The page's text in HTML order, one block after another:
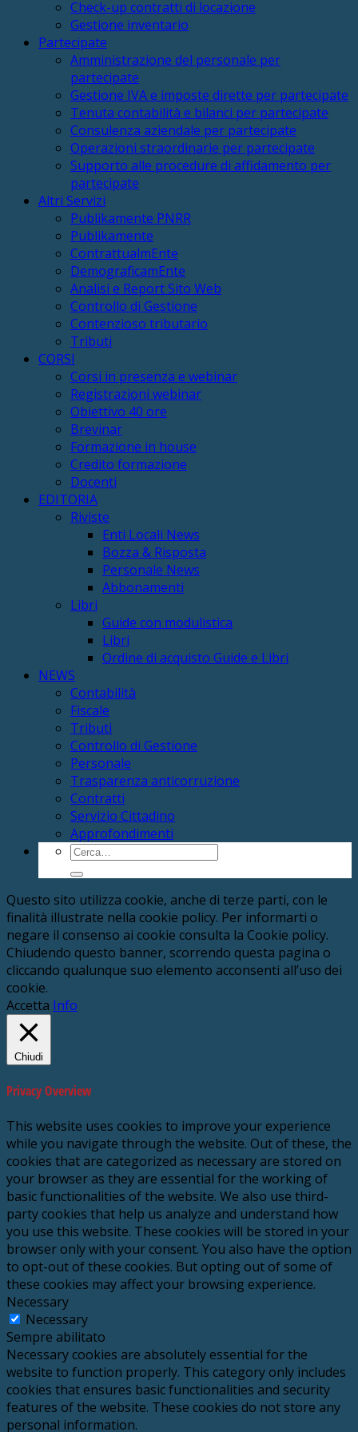
Check-up contratti di locazione
Gestione inventario
Partecipate
Amministrazione del personale per
partecipate
Gestione IVA e imposte dirette per partecipate
Tenuta contabilità e bilanci per partecipate
Consulenza aziendale per partecipate
Operazioni straordinarie per partecipate
Supporto alle procedure di affidamento per
partecipate
Altri Servizi
Publikamente PNRR
Publikamente
ContrattualmEnte
DemograficamEnte
Analisi e Report Sito Web
Controllo di Gestione
Contenzioso tributario
Tributi
CORSI
Corsi in presenza e webinar
Registrazioni webinar
Obiettivo 40 ore
Brevinar
Formazione in house
Credito formazione
Docenti
EDITORIA
Riviste
Enti Locali News
Bozza & Risposta
Personale News
Abbonamenti
Libri
Guide con modulistica
Libri
Ordine di acquisto Guide e Libri
NEWS
Contabilità
Fiscale
Tributi
Controllo di Gestione
Personale
Trasparenza anticorruzione
Contratti
Servizio Cittadino
Approfondimenti
Cerca:
Questo sito utilizza cookie, anche di terze parti, con le
finalità illustrate nella cookie policy. Per informarti o
negare il consenso ai cookie consulta la Cookie policy.
Chiudendo questo banner, scorrendo questa pagina o
cliccando qualunque suo elemento acconsenti all’uso dei
cookie.
Accetta Info
Chiudi
Privacy Overview
This website uses cookies to improve your experience
while you navigate through the website. Out of these, the
cookies that are categorized as necessary are stored on
your browser as they are essential for the working of
basic functionalities of the website. We also use third-
party cookies that help us analyze and understand how
you use this website. These cookies will be stored in your
browser only with your consent. You also have the option
to opt-out of these cookies. But opting out of some of
these cookies may affect your browsing experience.
Necessary
Necessary
Sempre abilitato
Necessary cookies are absolutely essential for the
website to function properly. This category only includes
cookies that ensures basic functionalities and security
features of the website. These cookies do not store any
personal information.